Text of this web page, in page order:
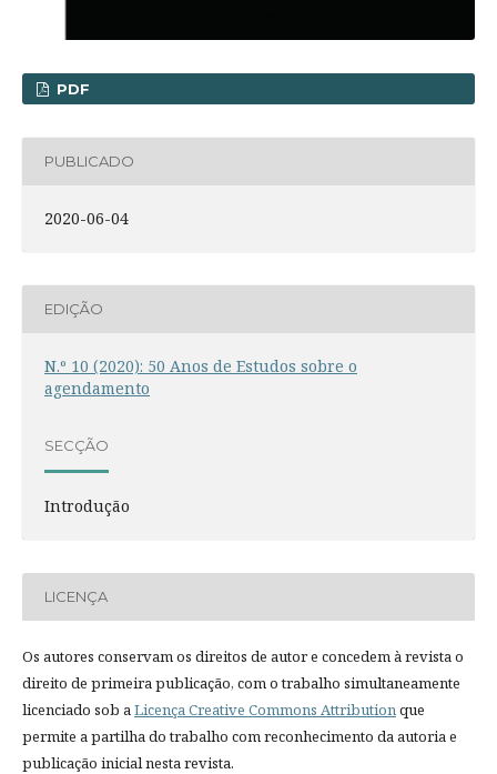
PDF
PUBLICADO
2020-06-04
EDIÇÃO
N.º 10 (2020): 50 Anos de Estudos sobre o
agendamento
SECÇÃO
Introdução
LICENÇA
Os autores conservam os direitos de autor e concedem à revista o
direito de primeira publicação, com o trabalho simultaneamente
licenciado sob aLicença Creative Commons Attributionque
permite a partilha do trabalho com reconhecimento da autoria e
publicação inicial nesta revista.